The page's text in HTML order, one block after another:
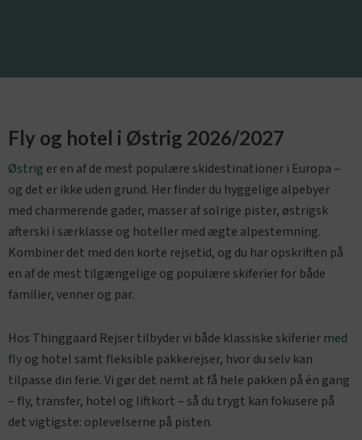
Fly og hotel i Østrig 2026/2027
Østrig er en af de mest populære skidestinationer i Europa –
og det er ikke uden grund. Her finder du hyggelige alpebyer
med charmerende gader, masser af solrige pister, østrigsk
afterski i særklasse og hoteller med ægte alpestemning.
Kombiner det med den korte rejsetid, og du har opskriften på
en af de mest tilgængelige og populære skiferier for både
familier, venner og par.
Hos Thinggaard Rejser tilbyder vi både klassiske skiferier med
flyog hotel samt fleksible pakkerejser, hvor du selv kan
tilpasse din ferie. Vi gør det nemt at få hele pakken på én gang
– fly, transfer, hotel og liftkort – så du trygt kan fokusere på
det vigtigste: oplevelserne på pisten.